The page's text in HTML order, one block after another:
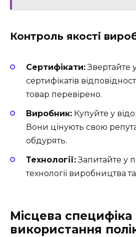
Контроль якості
Сертифікати:Звертайте
сертифікатів
товар перевірено.
Виробник: Купуйте у
Вони цінують свою
обдурять.
Технології:Запитайте у
технології виробництва
Місцева специфіка
використання